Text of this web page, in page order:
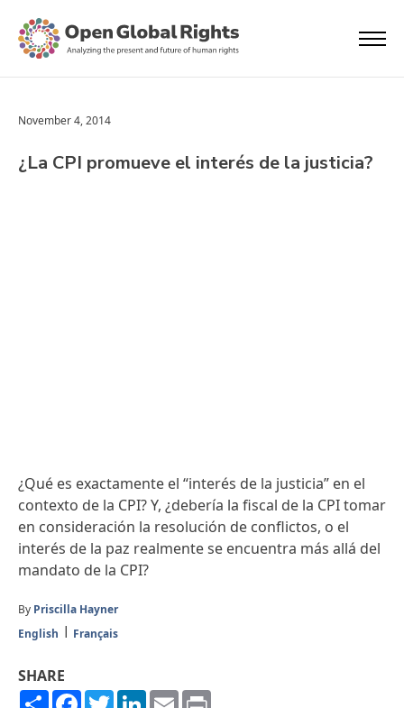
November 4, 2014
¿La CPI promueve el interés de la justicia?
¿Qué es exactamente el “interés de la justicia” en el
contexto de la CPI? Y, ¿debería la fiscal de la CPI tomar
en consideración la resolución de conflictos, o el
interés de la paz realmente se encuentra más allá del
mandato de la CPI?
By Priscilla Hayner
English
Français
SHARE
ShareFacebook
TwitterLinkedIn
Email